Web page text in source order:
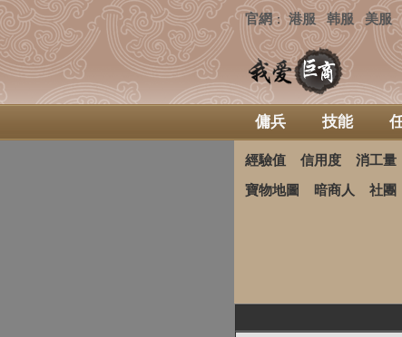
官網：港服 韩服 美服
傭兵 技能
經驗值 信用度 消工量
寶物地圖 暗商人 社團